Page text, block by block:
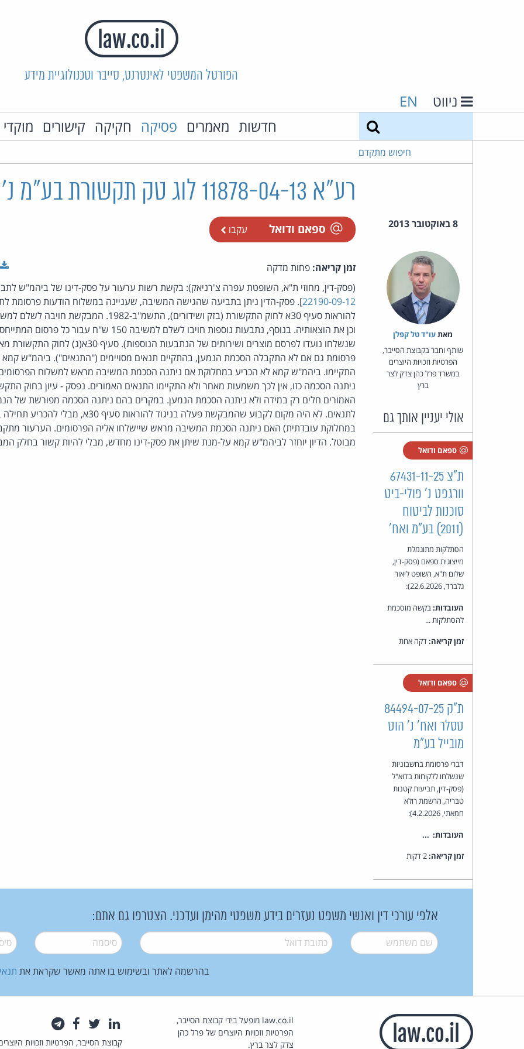
הפורטל המשפטי לאינטרנט, סייבר וטכנולוגיית מידע
ניווט EN
חדשות מאמרים פסיקה חקיקה קישורים
חיפוש מתקדם
רע"א 11878-04-13 לוג טק תקשורת בע"מ נ' איריס מזן
8 באוקטובר 2013 ספאם ודואל עקבו
מאת‏עו"ד טל קפלן
שותף וחבר בקבוצת הסייבר,
הפרטיות וזכויות היוצרים
במשרד פרל כהן צדק לצר
ברץ
אולי יעניין אותך גם
ספאם ודואל
ת"צ 67431-11-25
וורגפט נ' פולי-ביט
סוכנות לביטוח
(2011) בע"מ ואח'
הסתלקות מתוגמלת
מייצוגית ספאם (פסק-דין,
שלום ת"א, השופט ליאור
גלברד, 22.6.2026):
העובדות:בקשה מוסכמת
להסתלקות ...
זמן קריאה:דקה אחת
ספאם ודואל
ת"ק 84494-07-25
טסלר ואח' נ' הוט
מובייל בע"מ
דברי פרסומת בחשבוניות
שנשלחו ללקוחות בדוא"ל
(פסק-דין, תביעות קטנות
טבריה, הרשמת רולא
חמאתי, 4.2.2026):
העובדות: ...
זמן קריאה:
זמן קריאה: פחות מדקה
(פסק-דין, מחוזי ת"א, השופטת עפרה צ'רניאק): בקשת רשות ערעור על פסק-דינו של ביהמ"ש
22190-09-12]. פסק-הדין ניתן בתביעה שהגישה המשיבה, שעניינה במשלוח הודעות פרסומת
וכן את הוצאותיה. בנוסף, נתבעות נוספות חויבו לשלם למשיבה 150
שנשלחו נועדו לפרסם מוצרים ושירותים של הנתבעות
פרסומת גם אם לא התקבלה הסכמת הנמען, בהתקיים תנאים מסויימים ("התנאים"). ביהמ"ש קמא
התקיימו. ביהמ"ש קמא לא הכריע במחלוקת אם ניתנה הסכמת המשיבה מראש למשלוח
ניתנה הסכמה כזו, אין לכך משמעות מאחר ולא התקיימו התנאים האמורים. נפסק - עיון בחוק
האמורים חלים רק במידה ולא ניתנה הסכמת הנמען. במקרים בהם ניתנה הסכמה מפורשת של
לתנאים. לא היה מקום לקבוע שהמבקשת פעלה בניגוד להוראות
במחלוקת עובדתית) האם ניתנה הסכמת המשיבה מראש שיישלחו אליה הפרסומים. הערעור
מבוטל. הדיון יוחזר לביהמ"ש קמא על-מנת שיתן את פסק-דינו מחדש, מבלי להיות קשור בחלק
אלפי עורכי דין ואנשי משפט נעזרים בידע משפטי מהימן ועדכני. הצטרפו גם אתם:
שם משתמש* דואל* סיסמה*
בהרשמה לאתר ובשימוש בו אתה מאשר שקראת את
law.co.il מופעל בידי קבוצת הסייבר,
הפרטיות וזכויות היוצרים של פרל כהן
צדק לצר ברץ.
לינקדאין
טוויטרפייסבוק
קבוצת הסייבר, הפרטיות וזכויות